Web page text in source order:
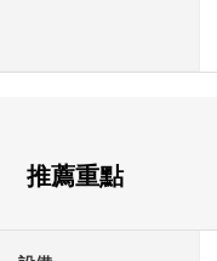
推薦重點